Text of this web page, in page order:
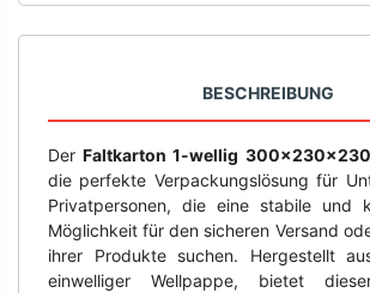
BESCHREIBUNG
DerFaltkarton 1-wellig
die perfekte Verpackungslösung für
Privatpersonen, die eine stabile und
Möglichkeit für den sicheren Versand
ihrer Produkte suchen. Hergestellt
einwelliger Wellpappe, bietet